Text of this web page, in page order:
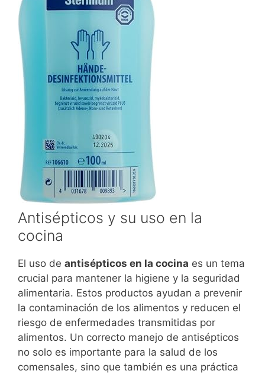
Antisépticos y su uso en la
cocina
El uso de antisépticos en la cocina es un tema
crucial para mantener la higiene y la seguridad
alimentaria. Estos productos ayudan a prevenir
la contaminación de los alimentos y reducen el
riesgo de enfermedades transmitidas por
alimentos. Un correcto manejo de antisépticos
no solo es importante para la salud de los
comensales, sino que también es una práctica